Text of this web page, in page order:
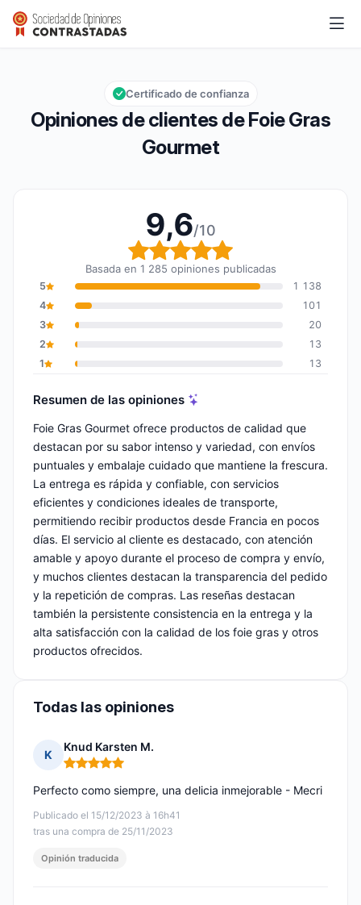
Foie Gras Gourmet
Calificación global: 9,6 de 10
9,6/10
Opiniones de clientes de Foie Gras
Gourmet
Certificado de confianza
9,6/10
Calificación global: 9,6
Basada en 1 285 opiniones publicadas
5
1 138
4
101
3
20
2
13
1
13
Resumen de las opiniones
Foie Gras Gourmet ofrece productos de calidad que
destacan por su sabor intenso y variedad, con envíos
puntuales y embalaje cuidado que mantiene la frescura.
La entrega es rápida y confiable, con servicios
eficientes y condiciones ideales de transporte,
permitiendo recibir productos desde Francia en pocos
días. El servicio al cliente es destacado, con atención
amable y apoyo durante el proceso de compra y envío,
y muchos clientes destacan la transparencia del pedido
y la repetición de compras. Las reseñas destacan
también la persistente consistencia en la entrega y la
alta satisfacción con la calidad de los foie gras y otros
productos ofrecidos.
Todas las opiniones
K
Knud Karsten M.
Nota: 5 de 5
Publicado el 15/12/2023 à 16h41
tras una compra de 25/11/2023
Perfecto como siempre, una delicia inmejorable - Mecri
Opinión traducida